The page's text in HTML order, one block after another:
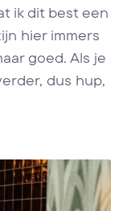
ik dit best een
hier immers
goed. Als je
dus hup,